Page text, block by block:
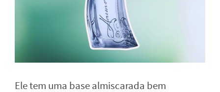
Ele tem uma base almiscarada bem